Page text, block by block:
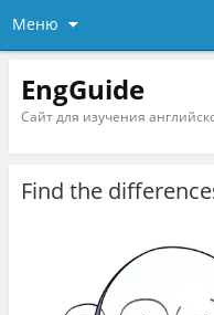
Меню
EngGuide
Сайт для изучения
Find the